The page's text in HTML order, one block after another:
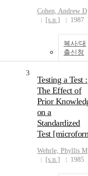
Cohen, Andrew D
[s.n.]
1987
복사/대
출신청
3
Testing a Test :
The Effect of
Prior
on a
Standardized
Test
Wehrle, Phyllis M
[s.n.]
1985